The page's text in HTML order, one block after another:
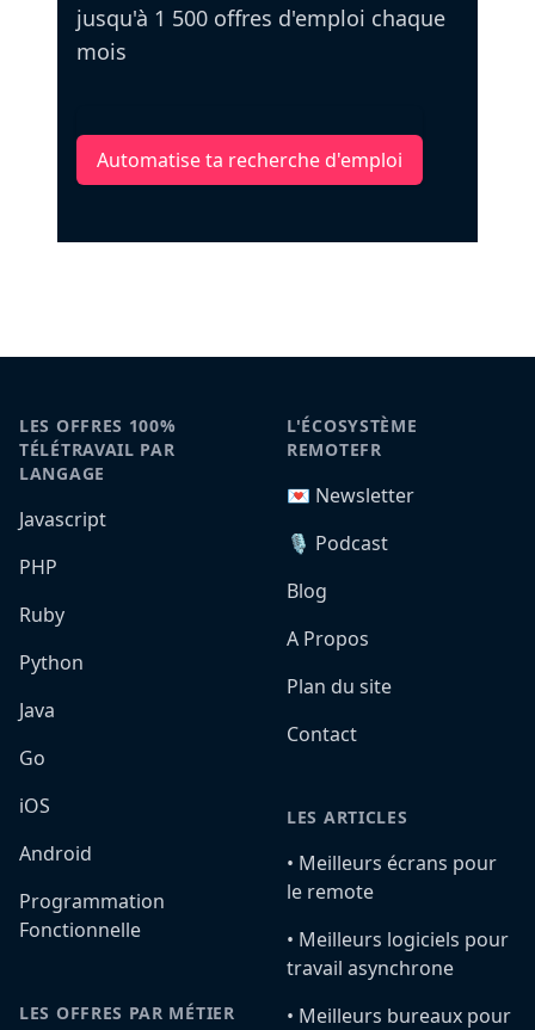
jusqu'à 1 500 offres d'emploi chaque
mois
Automatise ta recherche d'emploi
LES OFFRES 100%
TÉLÉTRAVAIL PAR
LANGAGE
Javascript
PHP
Ruby
Python
Java
Go
iOS
Android
Programmation
Fonctionnelle
LES OFFRES PAR MÉTIER
L'ÉCOSYSTÈME
REMOTEFR
💌 Newsletter
🎙️ Podcast
Blog
A Propos
Plan du site
Contact
LES ARTICLES
•️ Meilleurs écrans pour
le remote
•️ Meilleurs logiciels pour
travail asynchrone
•️ Meilleurs bureaux pour